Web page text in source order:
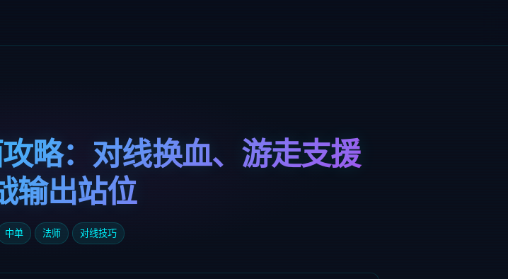
略：对线换血、游走支援
输出站位
中单 法师 对线技巧